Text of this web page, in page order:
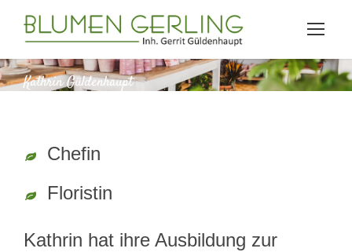
Kathrin Güldenhaupt
Chefin
Floristin
Kathrin hat ihre Ausbildung zur